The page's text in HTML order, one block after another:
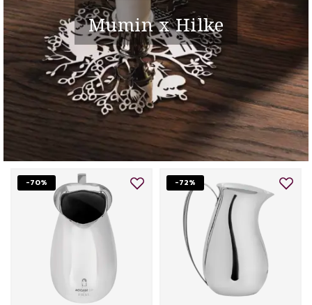
Mumin x Hilke
-70% -72%